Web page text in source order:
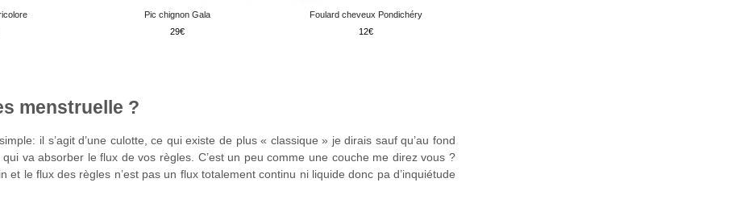
Pic chignon Gala
29
Foulard cheveux Pondichéry
12
menstruelle ?
il s’agit d’une culotte, ce qui existe de plus « classique » je dirais sauf qu’au fond
va absorber le flux de vos règles. C’est un peu comme une couche me direz vous ?
le flux des règles n’est pas un flux totalement continu ni liquide donc pa d’inquiétude